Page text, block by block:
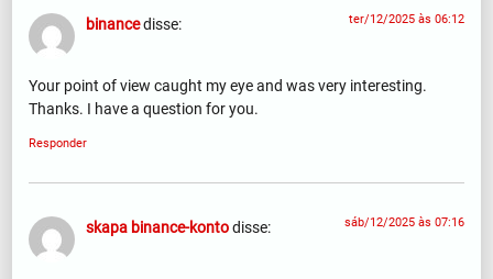
binancedisse: ter/12/2025 às 06:12
Your point of view caught my eye and was very interesting.
Thanks. I have a question for you.
Responder
skapa binance-kontodisse: sáb/12/2025 às 07:16